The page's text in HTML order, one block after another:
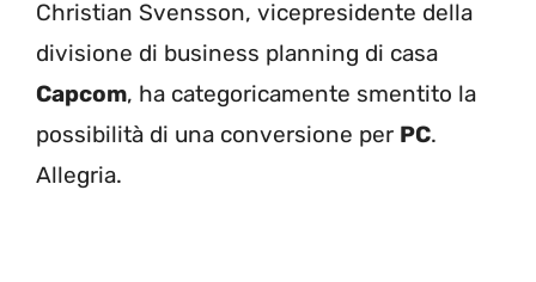
Christian Svensson, vicepresidente della
divisione di business planning di casa
Capcom, ha categoricamente smentito la
possibilità di una conversione per PC.
Allegria.